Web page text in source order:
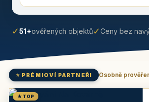
✓51+ověřených objektů✓Ceny bez
⭐ PRÉMIOVÍ PARTNEŘI Osobně
★ TOP